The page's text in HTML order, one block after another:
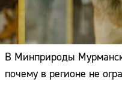
В Минприроды
почему в регионе не